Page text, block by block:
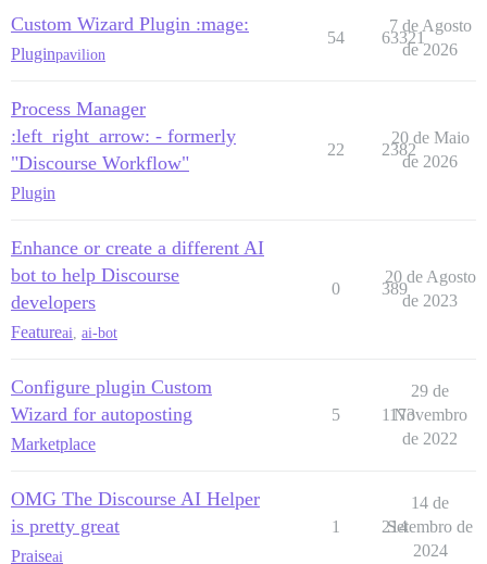
Custom Wizard Plugin :mage:
Pluginpavilion
54 63321
7 de Agosto
de 2026
Process Manager
:left_right_arrow: - formerly
"Discourse Workflow"
Plugin
22 2382
20 de Maio
de 2026
Enhance or create a different AI
bot to help Discourse
developers
Featureai ai-bot
0 389
20 de Agosto
de 2023
Configure plugin Custom
Wizard for autoposting
Marketplace
5 1173
29 de
Novembro
de 2022
OMG The Discourse AI Helper
is pretty great
Praiseai
1 214
14 de
Setembro de
2024